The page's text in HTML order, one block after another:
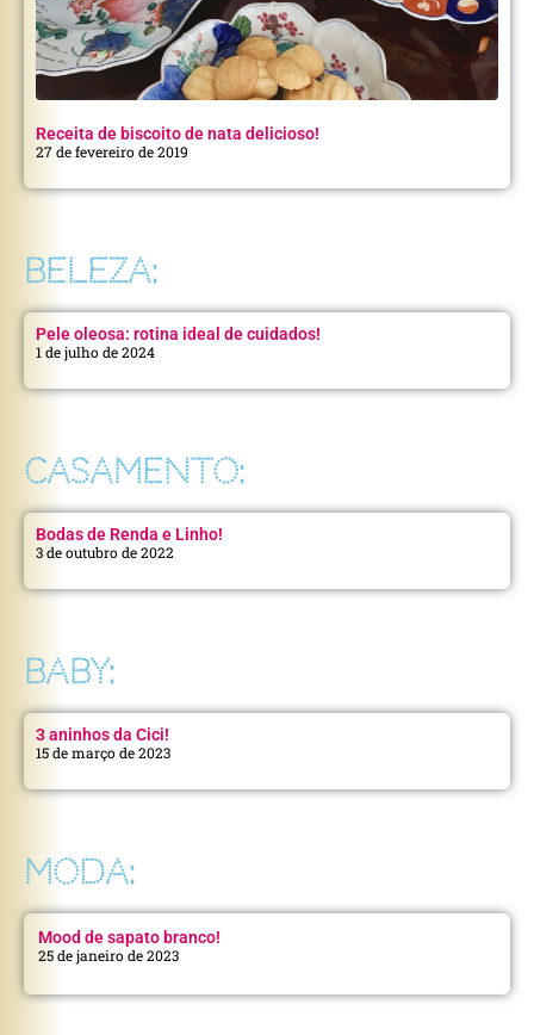
Receita de biscoito de nata delicioso!
27 de fevereiro de 2019
BELEZA:
Pele oleosa: rotina ideal de cuidados!
1 de julho de 2024
CASAMENTO:
Bodas de Renda e Linho!
3 de outubro de 2022
BABY:
3 aninhos da Cici!
15 de março de 2023
MODA:
Mood de sapato branco!
25 de janeiro de 2023